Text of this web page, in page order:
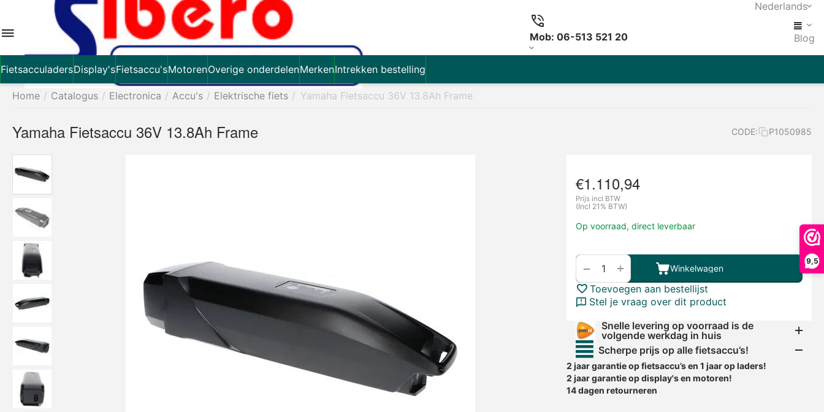
9,5
Nederlands
Mob: 06-513 521 20 Blog
FietsacculadersDisplay'sFietsaccu'sMotorenOverige onderdelenMerkenIntrekken bestelling
Home / Catalogus / Electronica / Accu's / Elektrische fiets / Yamaha Fietsaccu 36V 13.8Ah Frame
Yamaha Fietsaccu 36V 13.8Ah Frame CODE: P1050985
€1.110,94
Prijs incl BTW
(Incl 21% BTW)
Op voorraad, direct leverbaar
+
− Winkelwagen
Toevoegen aan bestellijst
Stel je vraag over dit product
Snelle levering op voorraad is de
volgende werkdag in huis
Scherpe prijs op alle fietsaccu’s!
2 jaar garantie op fietsaccu’s en 1 jaar op laders!
2 jaar garantie op display's en motoren!
14 dagen retourneren